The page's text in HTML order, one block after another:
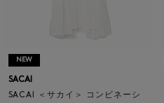
NEW
SACAI
SACAI ＜サカイ＞ コンビネーシ